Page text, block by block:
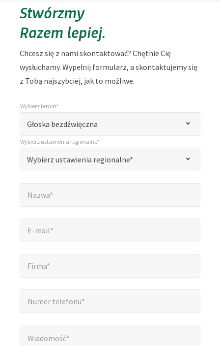
Stwórzmy
Razem lepiej.
Chcesz się z nami skontaktować? Chętnie Cię
wysłuchamy. Wypełnij formularz, a skontaktujemy się
z Tobą najszybciej, jak to możliwe.
”
oznacza
Głoska bezdźwięczna
Wybierz temat*
Wybierz ustawienia regionalne*
Wybierz ustawienia regionalne*
Nazwa*
E-mail*
Firma*
Numer telefonu*
Wiadomość*